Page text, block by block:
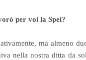
per voi la Spei?
ma almeno
nella nostra ditta da